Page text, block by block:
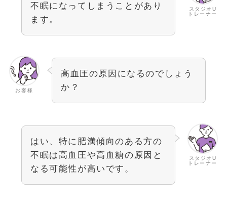
スタジオU
トレーナー
不眠になってしまうことがあり
ます。
お客様
高血圧の原因になるのでしょう
か？
スタジオU
トレーナー
はい、特に肥満傾向のある方の
不眠は高血圧や高血糖の原因と
なる可能性が高いです。